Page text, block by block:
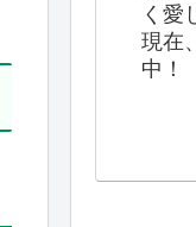
く愛
現在
中！